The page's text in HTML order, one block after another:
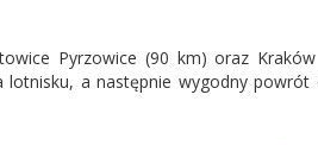
Pyrzowice (90 km) oraz
a następnie wygodny